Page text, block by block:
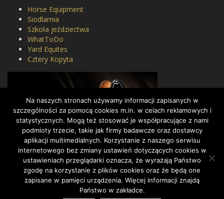
Horse Equipment
Siodlarnia
Szkoła jeździectwa
WhatToDo
Yard Equites
Cztery Kopyta
Na naszych stronach używamy informacji zapisanych w
szczególności za pomocą cookies m.in. w celach reklamowych i
statystycznych. Mogą też stosować je współpracujące z nami
podmioty trzecie, takie jak firmy badawcze oraz dostawcy
aplikacji multimedialnych. Korzystanie z naszego serwisu
internetowego bez zmiany ustawień dotyczących cookies w
ustawieniach przeglądarki oznacza, że wyrażają Państwo
zgodę na korzystanie z plików cookies oraz że będą one
zapisane w pamięci urządzenia. Więcej informacji znajdą
Państwo w zakładce.